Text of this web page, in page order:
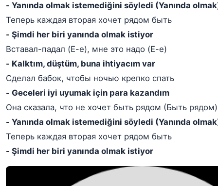
- Yanında olmak istemediğini söyledi (Yanında
Теперь каждая вторая хочет рядом быть
- Şimdi her biri yanında olmak istiyor
Вставал-падал (Е-е), мне это надо (Е-е)
- Kalktım, düştüm, buna ihtiyacım var
Сделал бабок, чтобы ночью крепко спать
- Geceleri iyi uyumak için para kazandım
Она сказала, что не хочет быть рядом (Быть рядом)
- Yanında olmak istemediğini söyledi (Yanında
Теперь каждая вторая хочет рядом быть
- Şimdi her biri yanında olmak istiyor